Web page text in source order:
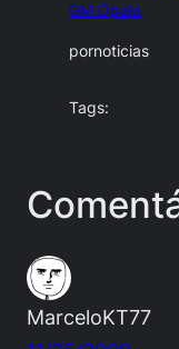
GM Opala
pornoticias
Tags:
MarceloKT77